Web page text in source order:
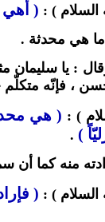
السلام ) : (
ما هي محدثة .
: يا سليمان
، فإنّه
) : ( هي
)
.
منه كما أن
السلام ) : (